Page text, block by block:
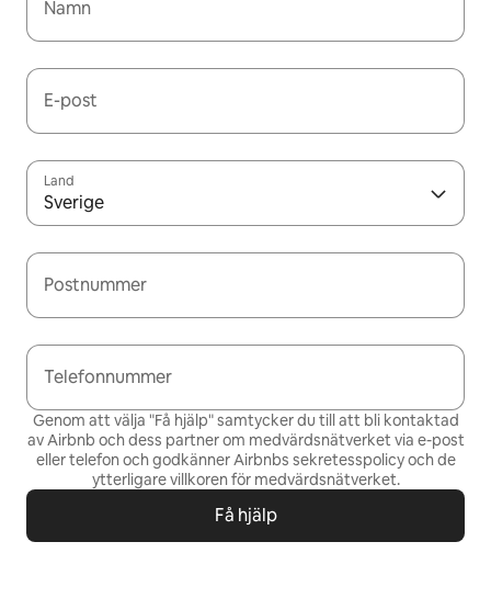
Namn
E-post
Land
Sverige
Postnummer
Telefonnummer
Genom att välja "Få hjälp" samtycker du till att bli kontaktad
av Airbnb och dess partner om medvärdsnätverket via e-post
eller telefon och godkänner Airbnbs sekretesspolicy och de
ytterligare villkoren för medvärdsnätverket.
Få hjälp